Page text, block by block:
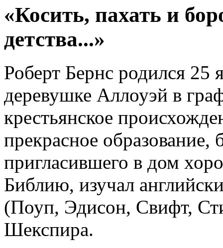
«Косить, пахать и
детства...»
Роберт Бернс родился 25
деревушке Аллоуэй в
крестьянское
прекрасное образование,
пригласившего в дом
Библию, изучал
(Поуп, Эдисон, Свифт,
Шекспира.